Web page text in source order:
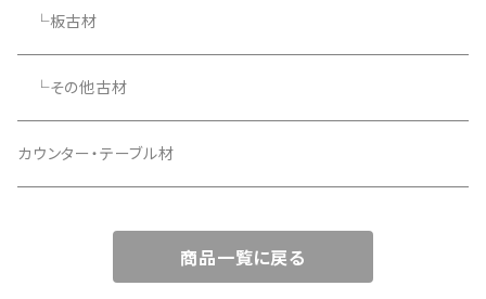
└板古材
└その他古材
カウンター・テーブル材
商品一覧に戻る